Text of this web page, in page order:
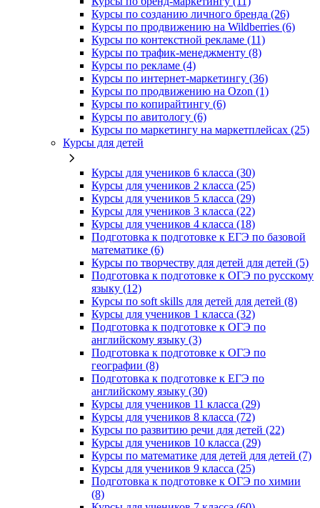
Курсы по созданию личного бренда (26)
Курсы по продвижению на Wildberries (6)
Курсы по контекстной рекламе (11)
Курсы по трафик-менеджменту (8)
Курсы по рекламе (4)
Курсы по интернет-маркетингу (36)
Курсы по продвижению на Ozon (1)
Курсы по копирайтингу (6)
Курсы по авитологу (6)
Курсы по маркетингу на маркетплейсах (25)
Курсы для детей
Курсы для учеников 6 класса (30)
Курсы для учеников 2 класса (25)
Курсы для учеников 5 класса (29)
Курсы для учеников 3 класса (22)
Курсы для учеников 4 класса (18)
Подготовка к подготовке к ЕГЭ по базовой
математике (6)
Курсы по творчеству для детей для детей (5)
Подготовка к подготовке к ОГЭ по русскому
языку (12)
Курсы по soft skills для детей для детей (8)
Курсы для учеников 1 класса (32)
Подготовка к подготовке к ОГЭ по
английскому языку (3)
Подготовка к подготовке к ОГЭ по
географии (8)
Подготовка к подготовке к ЕГЭ по
английскому языку (30)
Курсы для учеников 11 класса (29)
Курсы для учеников 8 класса (72)
Курсы по развитию речи для детей (22)
Курсы для учеников 10 класса (29)
Курсы по математике для детей для детей (7)
Курсы для учеников 9 класса (25)
Подготовка к подготовке к ОГЭ по химии
(8)